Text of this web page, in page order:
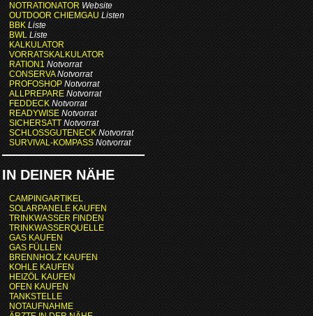
NOTRATIONATOR Website
OUTDOOR CHIEMGAU Listen
BBK Liste
BWL Liste
KALKULATOR
VORRATSKALKULATOR
RATION1 Notvorrat
CONSERVA Notvorrat
PROFOSHOP Notvorrat
ALLPREPARE Notvorrat
FEDDECK Notvorrat
READYWISE Notvorrat
SICHERSATT Notvorrat
SCHLOSSGUTENECK Notvorrat
SURVIVAL-KOMPASS Notvorrat
IN DEINER NÄHE
CAMPINGARTIKEL
SOLARPANELE KAUFEN
TRINKWASSER FINDEN
TRINKWASSERQUELLE
GAS KAUFEN
GAS FÜLLEN
BRENNHOLZ KAUFEN
KOHLE KAUFEN
HEIZÖL KAUFEN
OFEN KAUFEN
TANKSTELLE
NOTAUFNAHME